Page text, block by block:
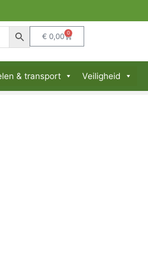
€ 0,00 0
& transport Veiligheid